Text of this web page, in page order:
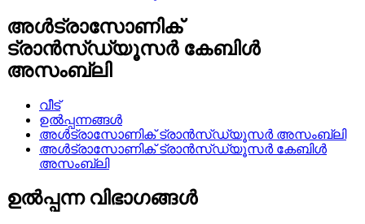
അൾട്രാസോണിക്
ട്രാൻസ്ഡ്യൂസർ കേബിൾ
അസംബ്ലി
വീട്
ഉൽപ്പന്നങ്ങൾ
അൾട്രാസോണിക് ട്രാൻസ്ഡ്യൂസർ അസംബ്ലി
അൾട്രാസോണിക് ട്രാൻസ്ഡ്യൂസർ കേബിൾ
അസംബ്ലി
ഉൽപ്പന്ന വിഭാഗങ്ങൾ